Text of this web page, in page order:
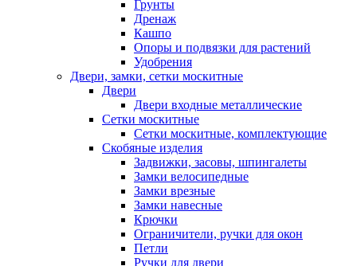
Грунты
Дренаж
Кашпо
Опоры и подвязки для растений
Удобрения
Двери, замки, сетки москитные
Двери
Двери входные металлические
Сетки москитные
Сетки москитные, комплектующие
Скобяные изделия
Задвижки, засовы, шпингалеты
Замки велосипедные
Замки врезные
Замки навесные
Крючки
Ограничители, ручки для окон
Петли
Ручки для двери